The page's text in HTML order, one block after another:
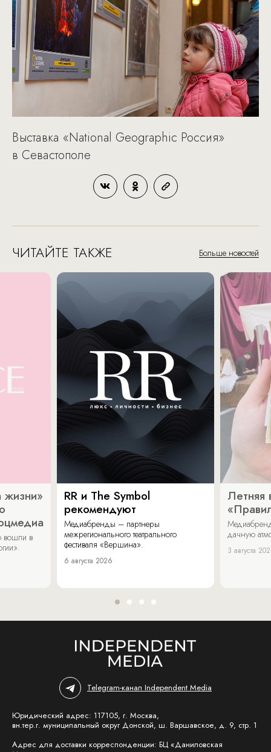
Выставка «National Geographic Россия»
в Севастополе
ЧИТАЙТЕ ТАКЖЕ Больше новостей
жизни»
вошли в
RR и The Symbol
рекомендуют
Медиабренды – партнеры
межрегионального театрального
фестиваля «Вершина».
6 августа 2026
Летняя
дачную
3 августа
Telegram-канал Independent Media
Юридический адрес: 117105, г. Москва,
вн.тер.г. муниципальный округ Донской, ш. Варшавское, д. 9, стр. 1
Адрес для доставки корреспонденции: БЦ «Даниловская